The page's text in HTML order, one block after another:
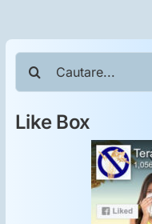
Cautare...
Like Box